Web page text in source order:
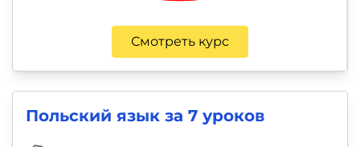
Смотреть курс
Польский язык за 7 уроков